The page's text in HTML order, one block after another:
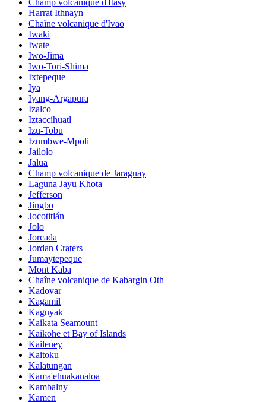
Harrat Ithnayn
Chaîne volcanique d'Ivao
Iwaki
Iwate
Iwo-Jima
Iwo-Tori-Shima
Ixtepeque
Iya
Iyang-Argapura
Izalco
Iztaccíhuatl
Izu-Tobu
Izumbwe-Mpoli
Jailolo
Jalua
Champ volcanique de Jaraguay
Laguna Jayu Khota
Jefferson
Jingbo
Jocotitlán
Jolo
Jorcada
Jordan Craters
Jumaytepeque
Mont Kaba
Chaîne volcanique de Kabargin Oth
Kadovar
Kagamil
Kaguyak
Kaikata Seamount
Kaikohe et Bay of Islands
Kaileney
Kaitoku
Kalatungan
Kama'ehuakanaloa
Kambalny
Kamen